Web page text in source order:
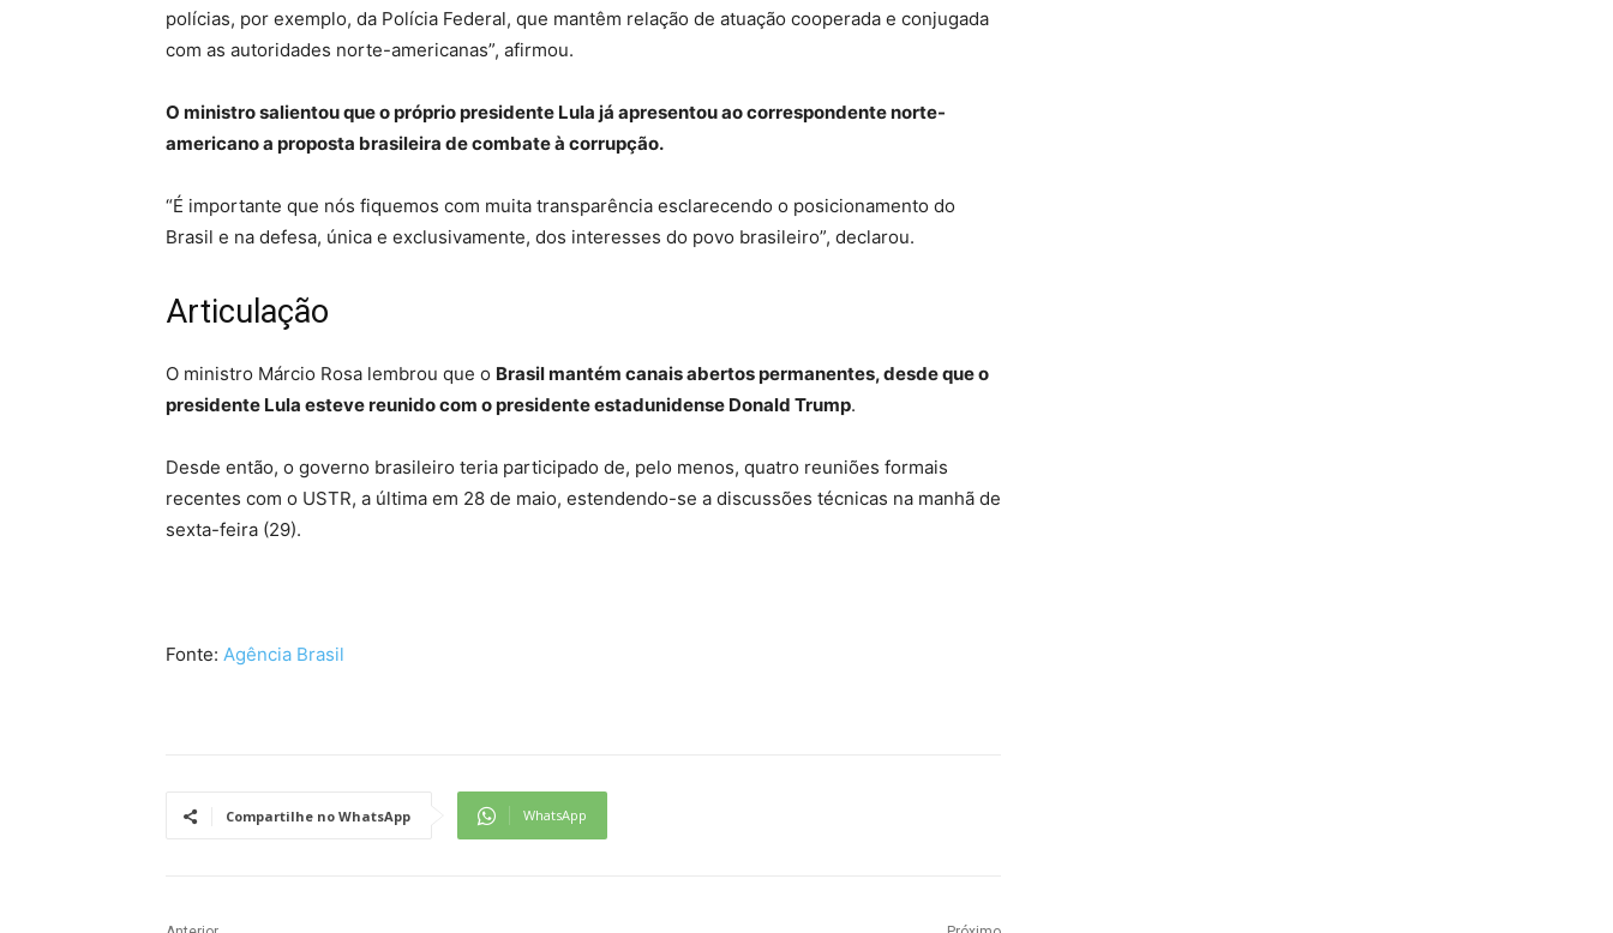
polícias, por exemplo, da Polícia Federal, que mantêm relação de atuação cooperada e conjugada
com as autoridades norte-americanas”, afirmou.
O ministro salientou que o próprio presidente Lula já apresentou ao correspondente norte-
americano a proposta brasileira de combate à corrupção.
“É importante que nós fiquemos com muita transparência esclarecendo o posicionamento do
Brasil e na defesa, única e exclusivamente, dos interesses do povo brasileiro”, declarou.
Articulação
O ministro Márcio Rosa lembrou que o Brasil mantém canais abertos permanentes, desde que o
presidente Lula esteve reunido com o presidente estadunidense Donald Trump.
Desde então, o governo brasileiro teria participado de, pelo menos, quatro reuniões formais
recentes com o USTR, a última em 28 de maio, estendendo-se a discussões técnicas na manhã de
sexta-feira (29).
Fonte: Agência Brasil
Compartilhe no WhatsApp WhatsApp